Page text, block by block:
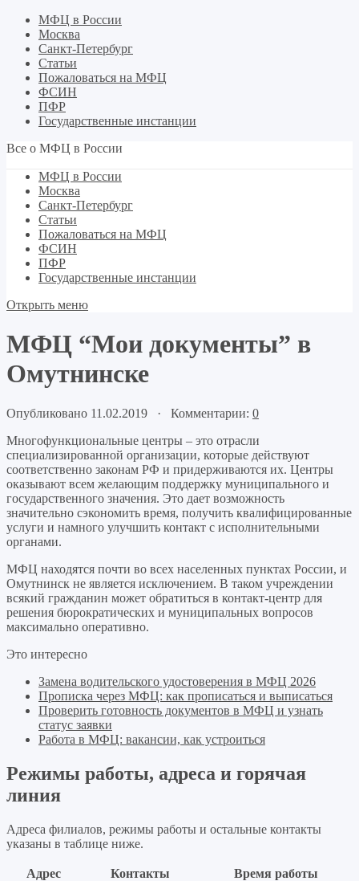
МФЦ в России
Москва
Санкт-Петербург
Статьи
Пожаловаться на МФЦ
ФСИН
ПФР
Государственные инстанции
Все о МФЦ в России
МФЦ в России
Москва
Санкт-Петербург
Статьи
Пожаловаться на МФЦ
ФСИН
ПФР
Государственные инстанции
Открыть меню
МФЦ “Мои документы” в
Омутнинске
Опубликовано 11.02.2019 · Комментарии: 0
Многофункциональные центры – это отрасли
специализированной организации, которые действуют
соответственно законам РФ и придерживаются их. Центры
оказывают всем желающим поддержку муниципального и
государственного значения. Это дает возможность
значительно сэкономить время, получить квалифицированные
услуги и намного улучшить контакт с исполнительными
органами.
МФЦ находятся почти во всех населенных пунктах России, и
Омутнинск не является исключением. В таком учреждении
всякий гражданин может обратиться в контакт-центр для
решения бюрократических и муниципальных вопросов
максимально оперативно.
Это интересно
Замена водительского удостоверения в МФЦ 2026
Прописка через МФЦ: как прописаться и выписаться
Проверить готовность документов в МФЦ и узнать
статус заявки
Работа в МФЦ: вакансии, как устроиться
Режимы работы, адреса и горячая
линия
Адреса филиалов, режимы работы и остальные контакты
указаны в таблице ниже.
Адрес Контакты
Время работы